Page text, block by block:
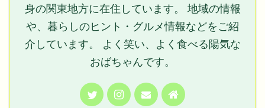
身の関東地方に在住しています。 地域の情報
や、暮らしのヒント・グルメ情報などをご紹
介しています。 よく笑い、よく食べる陽気な
おばちゃんです。